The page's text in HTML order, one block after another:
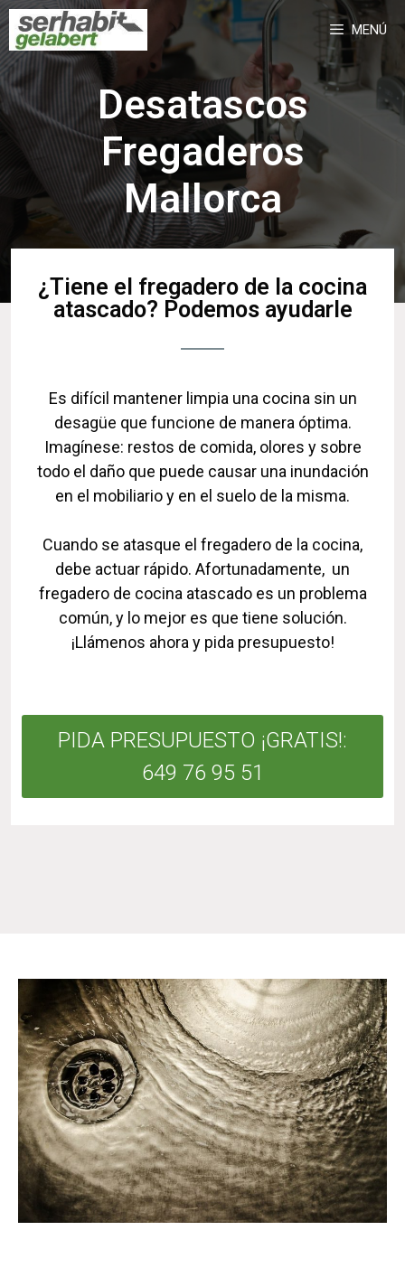
MENÚ
Desatascos
Fregaderos
Mallorca
¿Tiene el fregadero de la cocina
atascado? Podemos ayudarle
Es difícil mantener limpia una cocina sin un
desagüe que funcione de manera óptima.
Imagínese: restos de comida, olores y sobre
todo el daño que puede causar una inundación
en el mobiliario y en el suelo de la misma.
Cuando se atasque el fregadero de la cocina,
debe actuar rápido. Afortunadamente, un
fregadero de cocina atascado es un problema
común, y lo mejor es que tiene solución.
¡Llámenos ahora y pida presupuesto!
PIDA PRESUPUESTO ¡GRATIS!:
649 76 95 51